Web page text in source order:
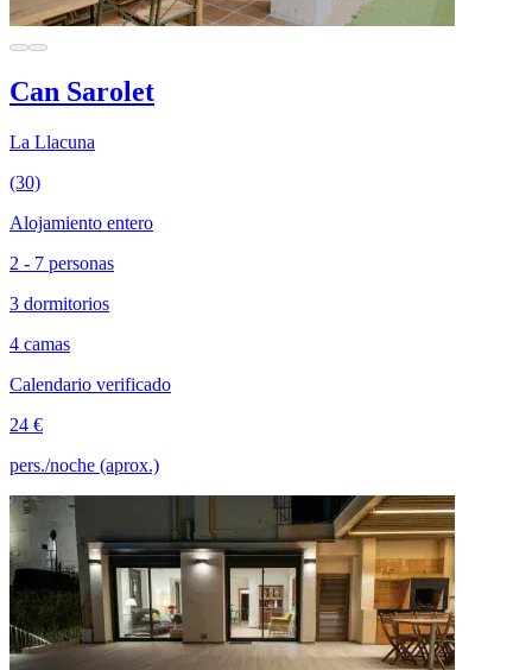
Can Sarolet
La Llacuna
(30)
Alojamiento entero
2 - 7 personas
3 dormitorios
4 camas
Calendario verificado
24 €
pers./noche (aprox.)